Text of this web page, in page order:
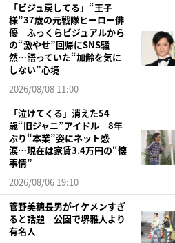
「ビジュ戻してる」“王子
様”37歳の元戦隊ヒーロー俳
優 ふっくらビジュアルから
の“激やせ”回帰にSNS騒
然…語っていた“加齢を気に
しない”心境
2026/08/08 11:00
「泣けてくる」消えた54
歳“旧ジャニ”アイドル 8年
ぶり“本業”姿にネット感
涙…現在は家賃3.4万円の“懐
事情”
2026/08/06 19:10
菅野美穂長男がイケメンすぎ
ると話題 公園で堺雅人より
有名人